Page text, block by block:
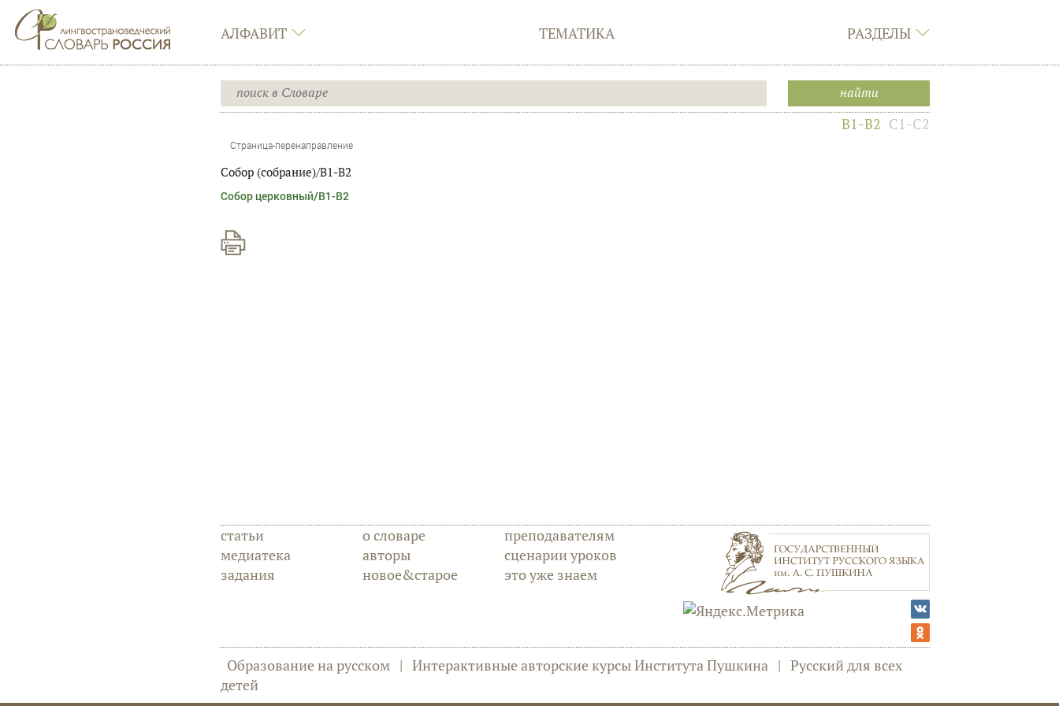
АЛФАВИТ ТЕМАТИКА РАЗДЕЛЫ
B1-B2 C1-C2
Страница-перенаправление
Собор (собрание)/B1-B2
Перенаправление на:
Собор церковный/B1-B2
статьи
медиатека
задания
о словаре
авторы
новое&старое
преподавателям
сценарии уроков
это уже знаем
Образование на русском | Интерактивные авторские курсы Института Пушкина | Русский для всех
детей